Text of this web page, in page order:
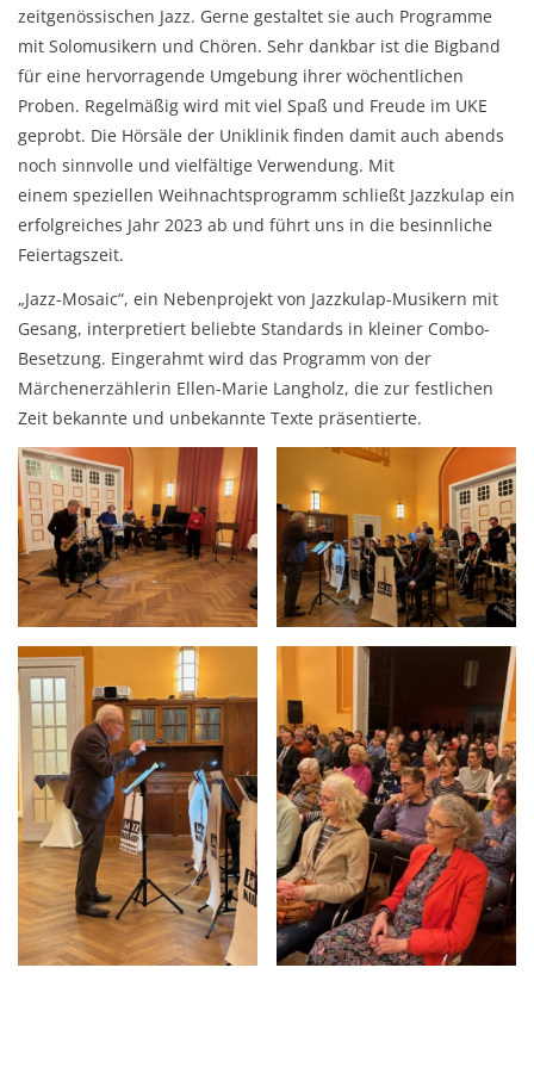
zeitgenössischen Jazz. Gerne gestaltet sie auch Programme
mit Solomusikern und Chören. Sehr dankbar ist die Bigband
für eine hervorragende Umgebung ihrer wöchentlichen
Proben. Regelmäßig wird mit viel Spaß und Freude im UKE
geprobt. Die Hörsäle der Uniklinik finden damit auch abends
noch sinnvolle und vielfältige Verwendung. Mit
einem speziellen Weihnachtsprogramm schließt Jazzkulap ein
erfolgreiches Jahr 2023 ab und führt uns in die besinnliche
Feiertagszeit.
„Jazz-Mosaic“, ein Nebenprojekt von Jazzkulap-Musikern mit
Gesang, interpretiert beliebte Standards in kleiner Combo-
Besetzung. Eingerahmt wird das Programm von der
Märchenerzählerin Ellen-Marie Langholz, die zur festlichen
Zeit bekannte und unbekannte Texte präsentierte.